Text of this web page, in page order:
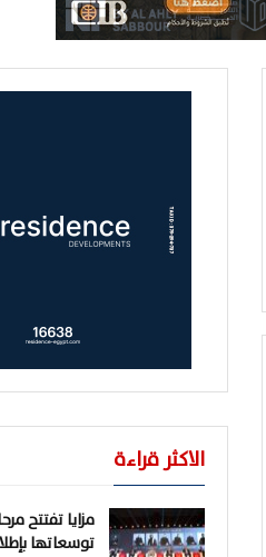
الاكثر قراءة
مزايا تفتتح
توسعاتها